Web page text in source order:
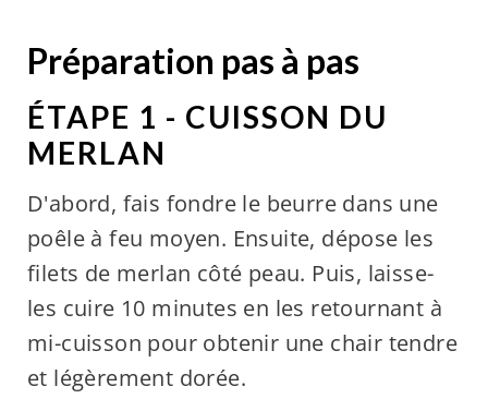
Préparation pas à pas
ÉTAPE 1 - CUISSON DU
MERLAN
D'abord, fais fondre le beurre dans une
poêle à feu moyen. Ensuite, dépose les
filets de merlan côté peau. Puis, laisse-
les cuire 10 minutes en les retournant à
mi-cuisson pour obtenir une chair tendre
et légèrement dorée.